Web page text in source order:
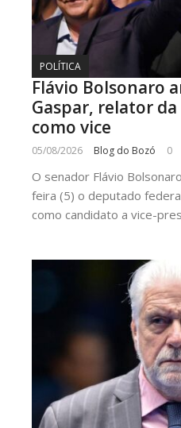
POLÍTICA
Flávio Bolsonaro
Gaspar, relator da
como vice
05/08/2026 Blog do Bozó 0
O senador Flávio
feira (5) o deputado
como candidato a vice-